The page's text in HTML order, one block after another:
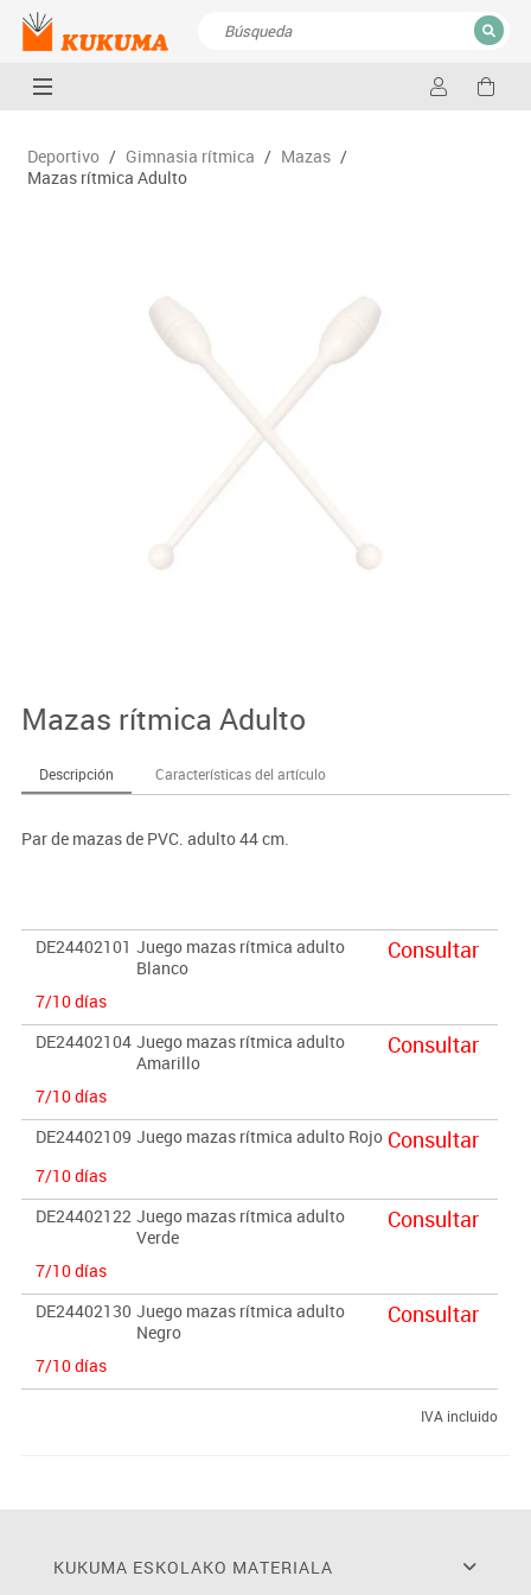
CERRAR
Deportivo / Gimnasia rítmica / Mazas /
Mazas rítmica Adulto
Mazas rítmica Adulto
Descripción Características del artículo
Par de mazas de PVC. adulto 44 cm.
DE24402101 Juego mazas rítmica adulto
Blanco
7/10 días
Consultar
DE24402104 Juego mazas rítmica adulto
Amarillo
7/10 días
Consultar
DE24402109 Juego mazas rítmica adulto Rojo
7/10 días
Consultar
DE24402122 Juego mazas rítmica adulto
Verde
7/10 días
Consultar
DE24402130 Juego mazas rítmica adulto
Negro
7/10 días
Consultar
IVA incluido
KUKUMA ESKOLAKO MATERIALA